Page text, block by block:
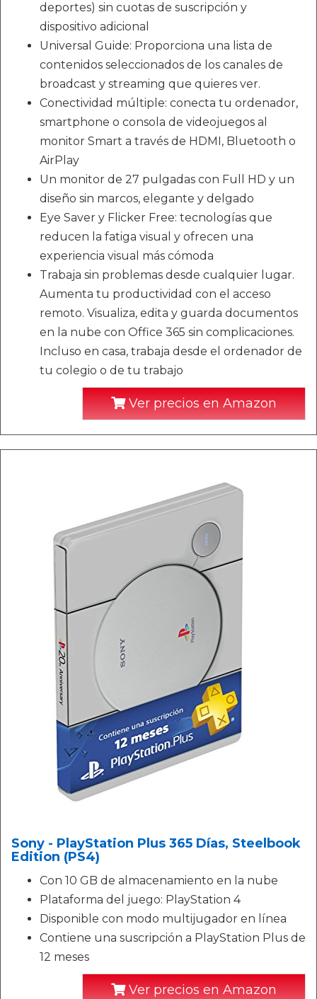
deportes) sin cuotas de suscripción y
dispositivo adicional
Universal Guide: Proporciona una lista de
contenidos seleccionados de los canales de
broadcast y streaming que quieres ver.
Conectividad múltiple: conecta tu ordenador,
smartphone o consola de videojuegos al
monitor Smart a través de HDMI, Bluetooth o
AirPlay
Un monitor de 27 pulgadas con Full HD y un
diseño sin marcos, elegante y delgado
Eye Saver y Flicker Free: tecnologías que
reducen la fatiga visual y ofrecen una
experiencia visual más cómoda
Trabaja sin problemas desde cualquier lugar.
Aumenta tu productividad con el acceso
remoto. Visualiza, edita y guarda documentos
en la nube con Office 365 sin complicaciones.
Incluso en casa, trabaja desde el ordenador de
tu colegio o de tu trabajo
Ver precios en Amazon
Sony - PlayStation Plus 365 Días, Steelbook
Edition (PS4)
Con 10 GB de almacenamiento en la nube
Plataforma del juego: PlayStation 4
Disponible con modo multijugador en línea
Contiene una suscripción a PlayStation Plus de
12 meses
Ver precios en Amazon